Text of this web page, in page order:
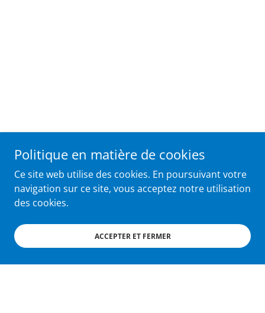
Politique en matière de cookies
Ce site web utilise des cookies. En poursuivant votre
navigation sur ce site, vous acceptez notre utilisation
des cookies.
ACCEPTER ET FERMER